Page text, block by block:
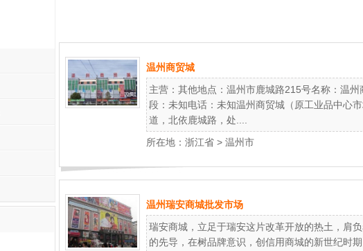
温州商贸城
主营：其他地点：温州市鹿城路215号名称：温
段：未知电话：未知温州商贸城（原工业品中心
道，北依鹿城路，处....
所在地： 浙江省 > 温州市
温州瑞安商城批发市场
瑞安商城，立足于瑞安这片改革开放的热土，肩
的先导，在树品牌意识，创信用商城的新世纪时